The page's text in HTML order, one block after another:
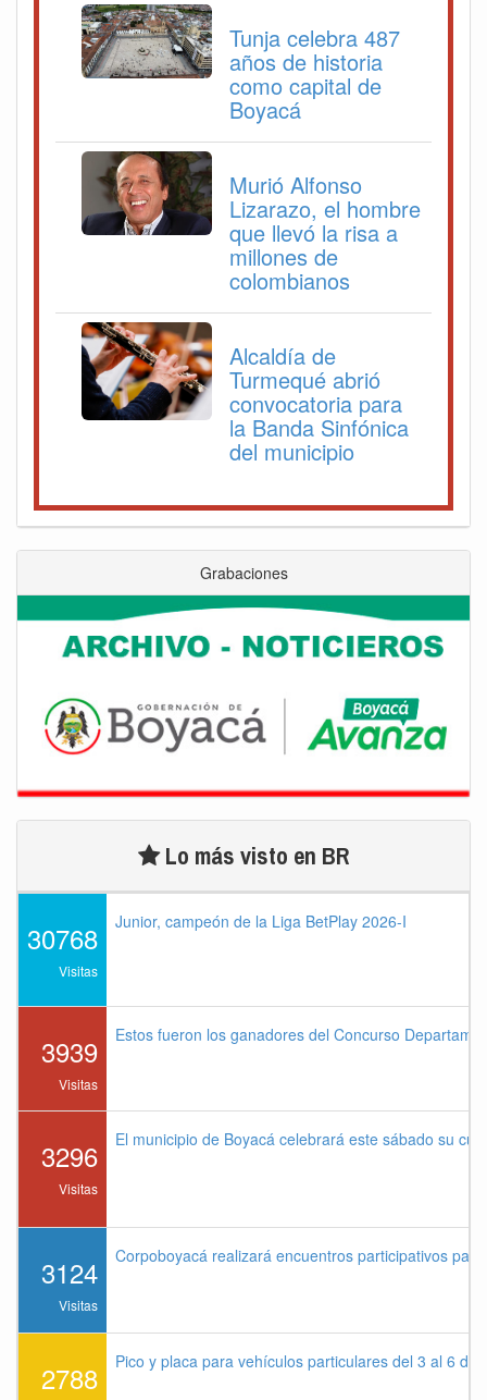
Tunja celebra 487
años de historia
como capital de
Boyacá
Murió Alfonso
Lizarazo, el hombre
que llevó la risa a
millones de
colombianos
Alcaldía de
Turmequé abrió
convocatoria para
la Banda Sinfónica
del municipio
Grabaciones
Lo más visto en BR
30768
Visitas
Junior, campeón de la Liga BetPlay 2026-I
3939
Visitas
Estos fueron los ganadores del Concurso
3296
Visitas
El municipio de Boyacá celebrará este sábado su
3124
Visitas
Corpoboyacá realizará encuentros participativos
2788 Pico y placa para vehículos particulares del 3 al 6 de